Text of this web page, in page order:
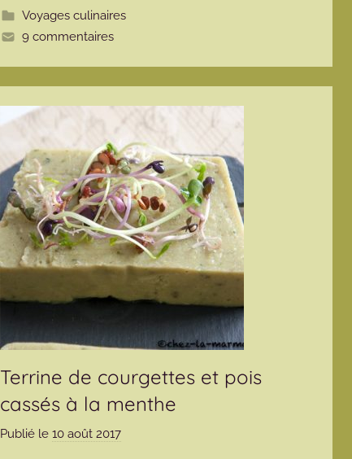
Voyages culinaires
9 commentaires
Terrine de courgettes et pois
cassés à la menthe
Publié le 10 août 2017p